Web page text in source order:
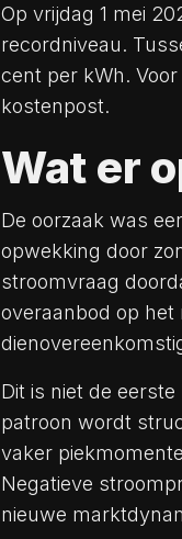
Op vrijdag 1 mei
recordniveau.
cent per kWh.
kostenpost.
Wat er
De oorzaak was
opwekking door
stroomvraag
overaanbod op het
Dit is niet de
patroon wordt
vaker
Negatieve
nieuwe